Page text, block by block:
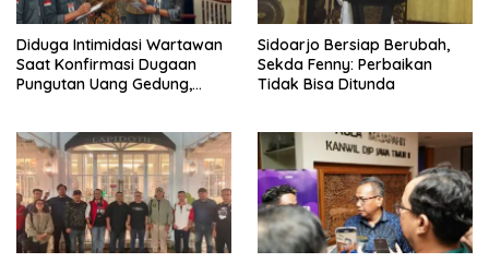
Diduga Intimidasi Wartawan
Saat Konfirmasi Dugaan
Pungutan Uang Gedung,
Buka suara
Sidoarjo Bersiap Berubah,
Sekda Fenny: Perbaikan
Tidak Bisa Ditunda